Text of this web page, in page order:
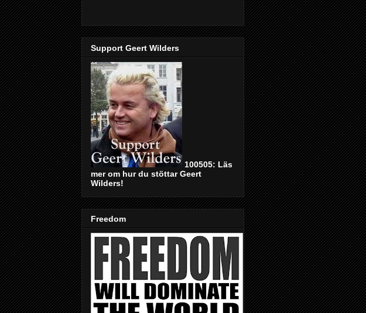
Support Geert Wilders
100505: Läs
mer om hur du stöttar Geert
Wilders!
Freedom